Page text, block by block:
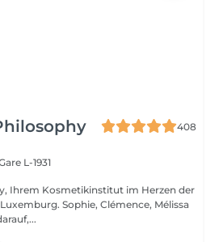
408
L-1931
Ihrem Kosmetikinstitut im Herzen der
Clémence, Mélissa